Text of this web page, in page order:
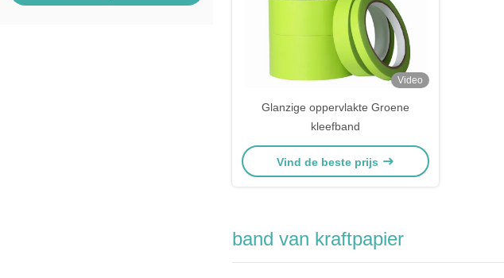
Video
Glanzige oppervlakte Groene
kleefband
Vind de beste prijs
band van kraftpapier